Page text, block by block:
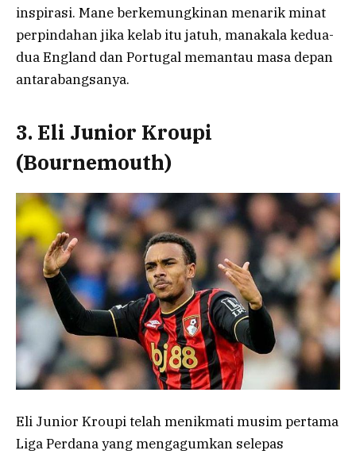
inspirasi. Mane berkemungkinan menarik minat
perpindahan jika kelab itu jatuh, manakala kedua-
dua England dan Portugal memantau masa depan
antarabangsanya.
3. Eli Junior Kroupi
(Bournemouth)
Eli Junior Kroupi telah menikmati musim pertama
Liga Perdana yang mengagumkan selepas